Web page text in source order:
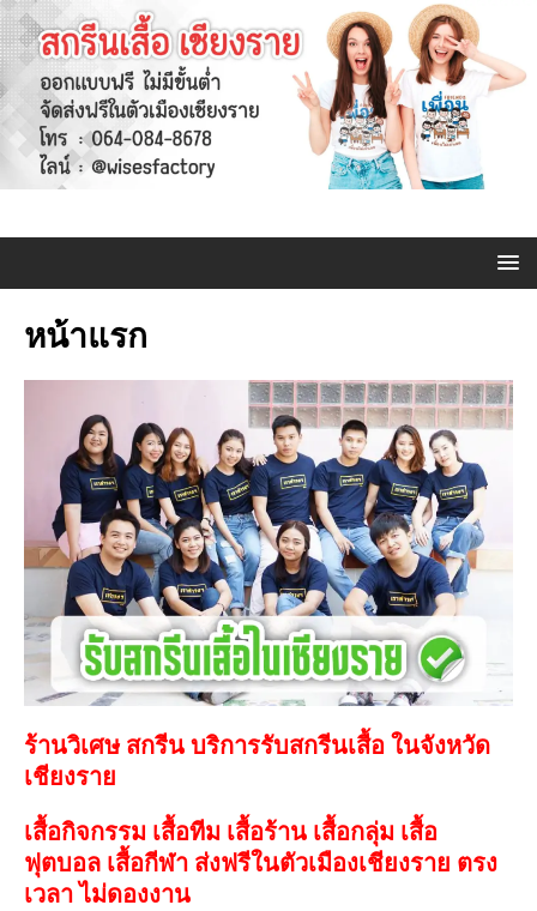
หน้าแรก
ร้านวิเศษ สกรีน บริการรับสกรีนเสื้อ ในจังหวัด
เชียงราย
เสื้อกิจกรรม เสื้อทีม เสื้อร้าน เสื้อกลุ่ม เสื้อ
ฟุตบอล เสื้อกีฬา ส่งฟรีในตัวเมืองเชียงราย ตรง
เวลา ไม่ดองงาน